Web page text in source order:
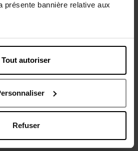
présente bannière relative aux
Tout autoriser
Refuser
peut-être
SISLEY